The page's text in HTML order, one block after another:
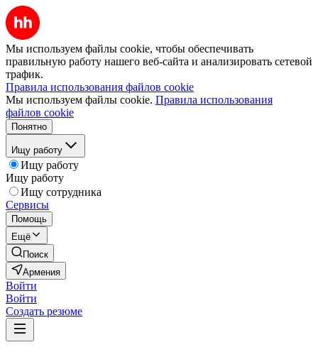
Мы используем файлы cookie, чтобы обеспечивать
правильную работу нашего веб-сайта и анализировать сетевой
трафик.
Правила использования файлов cookie
Мы используем файлы cookie. Правила использования
файлов cookie
Понятно
Ищу работу
Ищу работу
Ищу работу
Ищу сотрудника
Сервисы
Помощь
Ещё
Поиск
Армения
Войти
Войти
Создать резюме